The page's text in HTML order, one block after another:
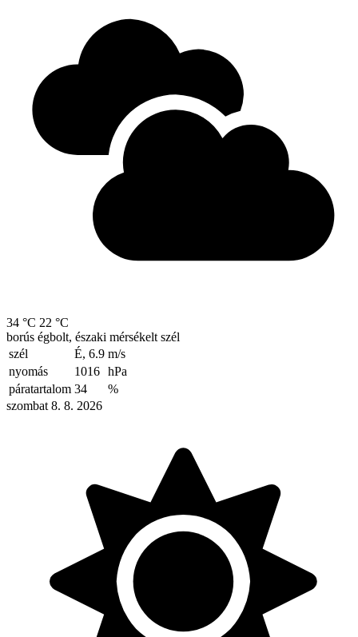
34 °C 22 °C
borús égbolt, északi mérsékelt szél
szél
É, 6.9 m/s
nyomás
1016 hPa
páratartalom 34
%
szombat 8. 8. 2026